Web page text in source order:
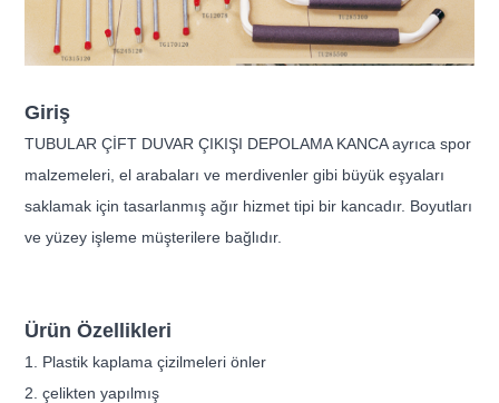
Giriş
TUBULAR ÇİFT DUVAR ÇIKIŞI DEPOLAMA KANCA ayrıca spor
malzemeleri, el arabaları ve merdivenler gibi büyük eşyaları
saklamak için tasarlanmış ağır hizmet tipi bir kancadır. Boyutları
ve yüzey işleme müşterilere bağlıdır.
Ürün Özellikleri
1. Plastik kaplama çizilmeleri önler
2. çelikten yapılmış